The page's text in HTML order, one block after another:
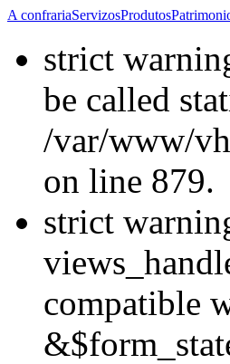
A confrariaServizosProdutos
strict
be called
/var/www/
on line 879.
strict
compatible